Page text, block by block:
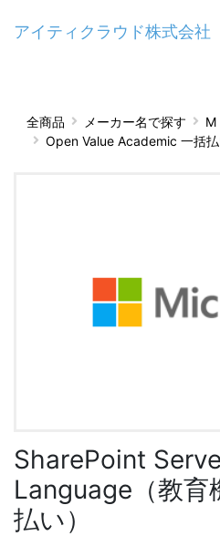
アイティクラウド株式会社
全商品 メーカー名で探す M
Open Value Academic 一括
SharePoint
Language（教育
払い）